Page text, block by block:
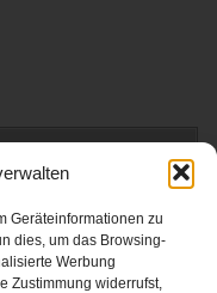
Geräteinformationen zu
dies, um das Browsing-
Werbung
Zustimmung widerrufst,